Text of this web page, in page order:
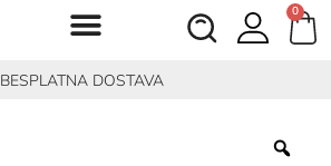
0
BESPLATNA DOSTAVA